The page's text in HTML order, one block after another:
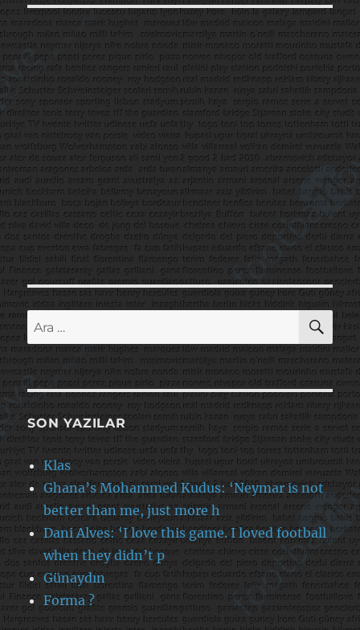
Ara:
SON YAZILAR
Klas
Ghana’s Mohammed Kudus: ‘Neymar is not
better than me, just more h
Dani Alves: ‘I love this game. I loved football
when they didn’t p
Günaydın
Forma ?